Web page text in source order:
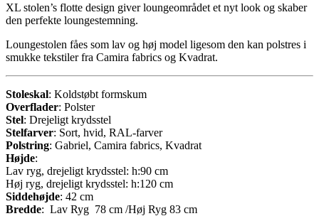
XL stolen’s flotte design giver loungeområdet et nyt look og skaber
den perfekte loungestemning.
Loungestolen fåes som lav og høj model ligesom den kan polstres i
smukke tekstiler fra Camira fabrics og Kvadrat.
Stoleskal: Koldstøbt formskum
Overflader: Polster
Stel: Drejeligt krydsstel
Stelfarver: Sort, hvid, RAL-farver
Polstring: Gabriel, Camira fabrics, Kvadrat
Højde:
Lav ryg, drejeligt krydsstel: h:90 cm
Høj ryg, drejeligt krydsstel: h:120 cm
Siddehøjde: 42 cm
Bredde: Lav Ryg 78 cm /Høj Ryg 83 cm